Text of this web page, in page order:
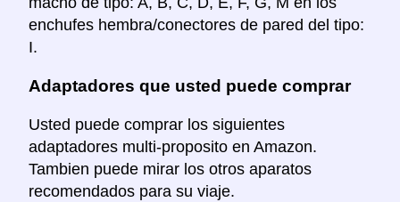
enchufes hembra/conectores de pared del tipo:
I.
Adaptadores que usted puede comprar
Usted puede comprar los siguientes
adaptadores multi-proposito en Amazon.
Tambien puede mirar los otros aparatos
recomendados para su viaje.